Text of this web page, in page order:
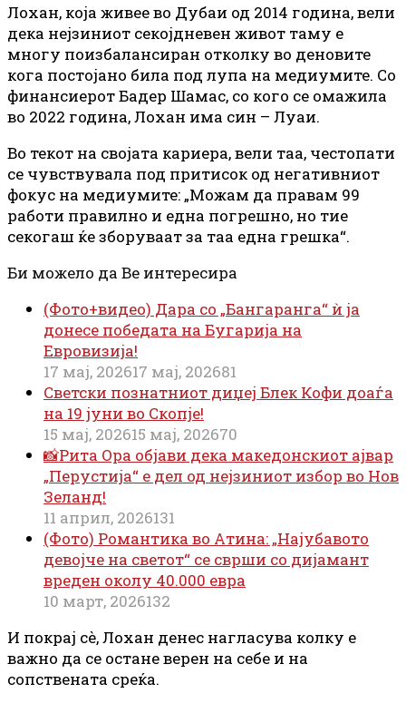
Лохан, која живее во Дубаи од 2014 година, вели
дека нејзиниот секојдневен живот таму е
многу поизбалансиран отколку во деновите
кога постојано била под лупа на медиумите. Со
финансиерот Бадер Шамас, со кого се омажила
во 2022 година, Лохан има син – Луаи.
Во текот на својата кариера, вели таа, честопати
се чувствувала под притисок од негативниот
фокус на медиумите: „Можам да правам 99
работи правилно и една погрешно, но тие
секогаш ќе зборуваат за таа една грешка“.
Би можело да Ве интересира
(Фото+видео) Дара со „Бангаранга“ ѝ ја
донесе победата на Бугарија на
Евровизија!
17 мај, 202617 мај, 202681
Светски познатниот диџеј Блек Кофи доаѓа
на 19 јуни во Скопје!
15 мај, 202615 мај, 202670
📸Рита Ора објави дека македонскиот ајвар
„Перустија“ е дел од нејзиниот избор во Нов
Зеланд!
11 април, 2026131
(Фото) Романтика во Атина: „Најубавото
девојче на светот“ се сврши со дијамант
вреден околу 40.000 евра
10 март, 2026132
И покрај сè, Лохан денес нагласува колку е
важно да се остане верен на себе и на
сопствената среќа.